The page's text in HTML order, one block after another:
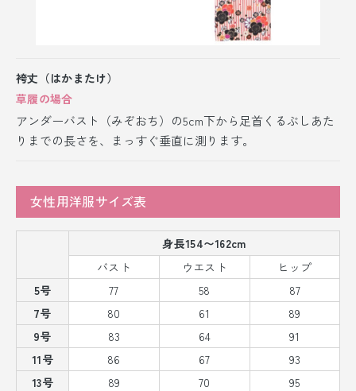
袴丈（はかまたけ）
草履の場合
アンダーバスト（みぞおち）の5cm下から足首くるぶしあた
りまでの長さを、まっすぐ垂直に測ります。
女性用洋服サイズ表
身長154〜162cm
バスト
ウエスト
ヒップ
5号
77 58
87
7号
80 61
89
9号
83 64
91
11号
86 67
93
13号
89 70
95